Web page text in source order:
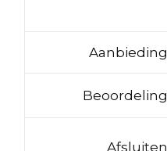
Aanbieding
Beoordeling
Afsluiten